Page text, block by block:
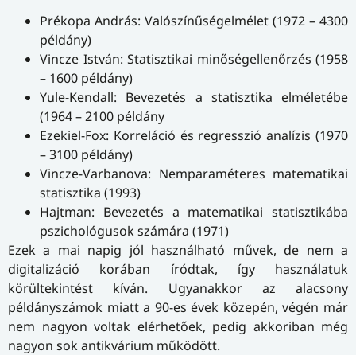
Prékopa András: Valószínűségelmélet (1972 – 4300
pél­dány)
Vincze István: Statisztikai minőségellenőrzés (1958
– 1600 példány)
Yule-Kendall: Bevezetés a statisztika elméletébe
(1964 – 2100 példány
Ezekiel-Fox: Korreláció és regresszió analízis (1970
– 3100 példány)
Vincze-Varbanova: Nemparaméteres matematikai
statisztika (1993)
Hajtman: Bevezetés a matematikai statisztikába
pszichológusok számára (1971)
Ezek a mai napig jól használható művek, de nem a
digitalizáció korában íródtak, így használatuk
körültekintést kíván. Ugyanakkor az alacsony
példányszámok miatt a 90-es évek közepén, végén már
nem nagyon voltak elérhetőek, pedig akkoriban még
nagyon sok antikvárium működött.